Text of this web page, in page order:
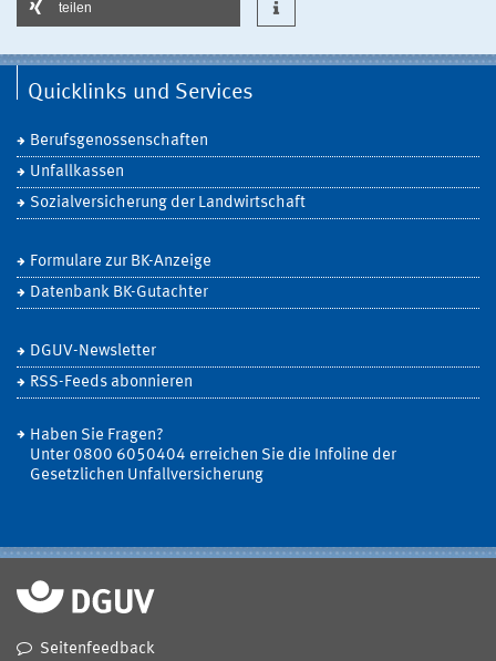
teilen
Quicklinks und Services
Berufsgenossenschaften
Unfallkassen
Sozialversicherung der Landwirtschaft
Formulare zur BK-Anzeige
Datenbank BK-Gutachter
DGUV-Newsletter
RSS-Feeds abonnieren
Haben Sie Fragen?
Unter 0800 6050404 erreichen Sie die Infoline der
Gesetzlichen Unfallversicherung
Seitenfeedback